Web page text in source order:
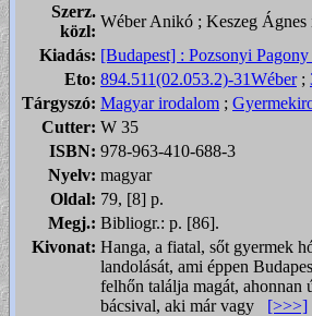
Szerz.
közl:
Wéber Anikó ; Keszeg Ágnes
Kiadás: [Budapest] : Pozsonyi
Eto: 894.511(02.053.2)-31Wéber;
Tárgyszó: Magyar irodalom ;
Cutter: W 35
ISBN: 978-963-410-688-3
Nyelv: magyar
Oldal: 79, [8] p.
Megj.: Bibliogr.: p. [86].
Kivonat: Hanga, a fiatal, sőt gyermek
landolását, ami éppen
felhőn találja magát, ahonnan
bácsival, aki már vagy [>>>]